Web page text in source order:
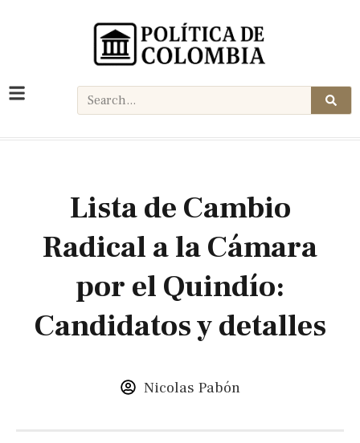
Lista de Cambio
Radical a la Cámara
por el Quindío:
Candidatos y detalles
Nicolas Pabón